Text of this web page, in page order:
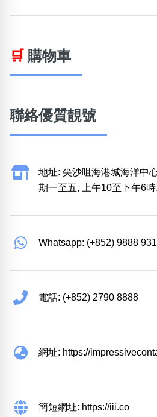
🛒 購物車
聯絡優質靚號
地址: 尖沙咀海港城海洋中
期一至五, 上午10至下午6
Whatsapp: (+852) 9888
電話: (+852) 2790 8888
網址: https://
簡短網址: https://iii.co